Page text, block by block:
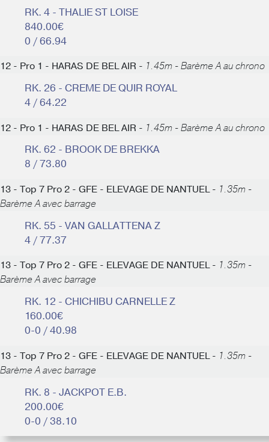
RK. 4 - THALIE ST LOISE
840.00€
0 / 66.94
12 - Pro 1 - HARAS DE BEL AIR - 1.45m - Barème A au chrono
RK. 26 - CREME DE QUIR ROYAL
4 / 64.22
12 - Pro 1 - HARAS DE BEL AIR - 1.45m - Barème A au chrono
RK. 62 - BROOK DE BREKKA
8 / 73.80
13 - Top 7 Pro 2 - GFE - ELEVAGE DE NANTUEL - 1.35m -
Barème A avec barrage
RK. 55 - VAN GALLATTENA Z
4 / 77.37
13 - Top 7 Pro 2 - GFE - ELEVAGE DE NANTUEL - 1.35m -
Barème A avec barrage
RK. 12 - CHICHIBU CARNELLE Z
160.00€
0-0 / 40.98
13 - Top 7 Pro 2 - GFE - ELEVAGE DE NANTUEL - 1.35m -
Barème A avec barrage
RK. 8 - JACKPOT E.B.
200.00€
0-0 / 38.10